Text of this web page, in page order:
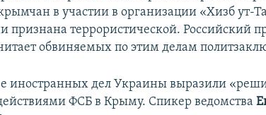
в участии в организации «Хизб ут-
признана террористической. Российский
обвиняемых по этим делам
иностранных дел Украины выразили
ФСБ в Крыму. Спикер ведомства